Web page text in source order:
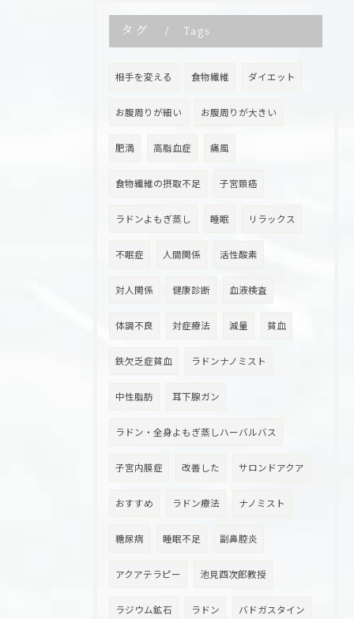
タグ Tags
相手を変える 食物繊維 ダイエット
お腹周りが細い お腹周りが大きい
肥満 高脂血症 痛風
食物繊維の摂取不足 子宮頚癌
ラドンよもぎ蒸し 睡眠 リラックス
不眠症 人間関係 活性酸素
対人関係 健康診断 血液検査
体調不良 対症療法 減量 貧血
鉄欠乏症貧血 ラドンナノミスト
中性脂肪 耳下腺ガン
ラドン・全身よもぎ蒸しハーバルバス
子宮内膜症 改善した サロンドアクア
おすすめ ラドン療法 ナノミスト
糖尿病 睡眠不足 副鼻腔炎
アクアテラピー 池見酉次郎教授
ラジウム鉱石 ラドン バドガスタイン